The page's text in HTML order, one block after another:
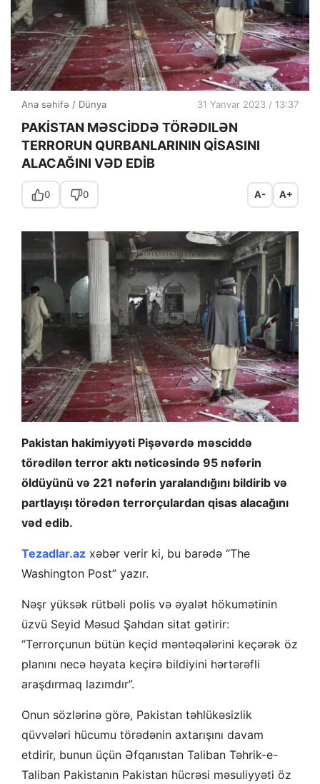
Ana səhifə / Dünya 31 Yanvar 2023 / 13:37
PAKİSTAN MƏSCİDDƏ TÖRƏDILƏN
TERRORUN QURBANLARININ QİSASINI
ALACAĞINI VƏD EDİB
0 0 A- A+
Pakistan hakimiyyəti Pişəvərdə məsciddə
törədilən terror aktı nəticəsində 95 nəfərin
öldüyünü və 221 nəfərin yaralandığını bildirib və
partlayışı törədən terrorçulardan qisas alacağını
vəd edib.
Tezadlar.az xəbər verir ki, bu barədə “The
Washington Post” yazır.
Nəşr yüksək rütbəli polis və əyalət hökumətinin
üzvü Seyid Məsud Şahdan sitat gətirir:
“Terrorçunun bütün keçid məntəqələrini keçərək öz
planını necə həyata keçirə bildiyini hərtərəfli
araşdırmaq lazımdır”.
Onun sözlərinə görə, Pakistan təhlükəsizlik
qüvvələri hücumu törədənin axtarışını davam
etdirir, bunun üçün Əfqanıstan Taliban Təhrik-e-
Taliban Pakistanın Pakistan hücrəsi məsuliyyəti öz